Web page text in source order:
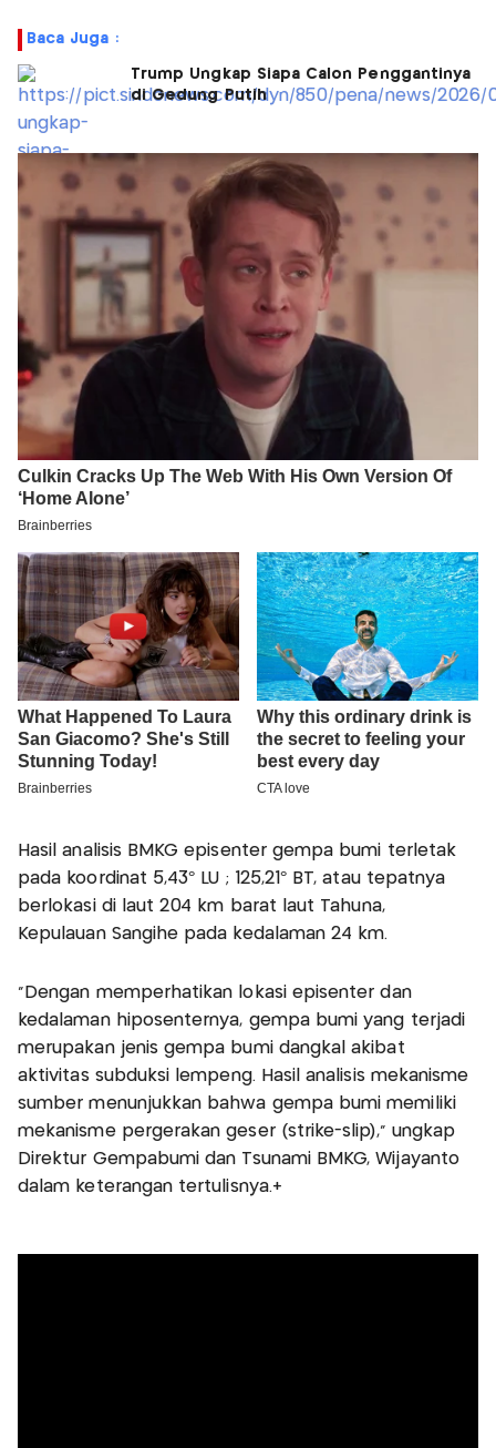
Baca Juga :
Trump Ungkap Siapa Calon Penggantinya
di Gedung Putih
Hasil analisis BMKG episenter gempa bumi terletak
pada koordinat 5,43° LU ; 125,21° BT, atau tepatnya
berlokasi di laut 204 km barat laut Tahuna,
Kepulauan Sangihe pada kedalaman 24 km.
"Dengan memperhatikan lokasi episenter dan
kedalaman hiposenternya, gempa bumi yang terjadi
merupakan jenis gempa bumi dangkal akibat
aktivitas subduksi lempeng. Hasil analisis mekanisme
sumber menunjukkan bahwa gempa bumi memiliki
mekanisme pergerakan geser (strike-slip)," ungkap
Direktur Gempabumi dan Tsunami BMKG, Wijayanto
dalam keterangan tertulisnya.+